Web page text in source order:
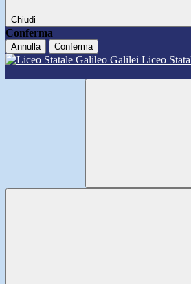
Chiudi
Conferma
Annulla Conferma
Liceo